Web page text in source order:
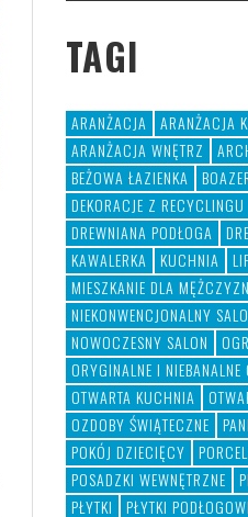
TAGI
ARANŻACJA
ARANŻACJA
ARANŻACJA WNĘTRZ
BEŻOWA ŁAZIENKA
DEKORACJE Z RECYCLINGU
DREWNIANA PODŁOGA
KAWALERKA
KUCHNIA
MIESZKANIE DLA
NIEKONWENCJONALNY
NOWOCZESNY SALON
ORYGINALNE I NIEBANALNE
OTWARTA KUCHNIA
OZDOBY ŚWIĄTECZNE
POKÓJ DZIECIĘCY
POSADZKI WEWNĘTRZNE
PŁYTKI
PŁYTKI